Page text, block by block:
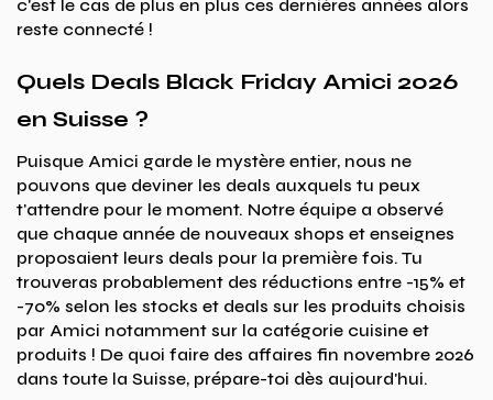
c'est le cas de plus en plus ces dernières années alors
reste connecté !
Quels Deals Black Friday Amici 2026
en Suisse ?
Puisque Amici garde le mystère entier, nous ne
pouvons que deviner les deals auxquels tu peux
t'attendre pour le moment. Notre équipe a observé
que chaque année de nouveaux shops et enseignes
proposaient leurs deals pour la première fois. Tu
trouveras probablement des réductions entre -15% et
-70% selon les stocks et deals sur les produits choisis
par Amici notamment sur la catégorie cuisine et
produits ! De quoi faire des affaires fin novembre 2026
dans toute la Suisse, prépare-toi dès aujourd'hui.